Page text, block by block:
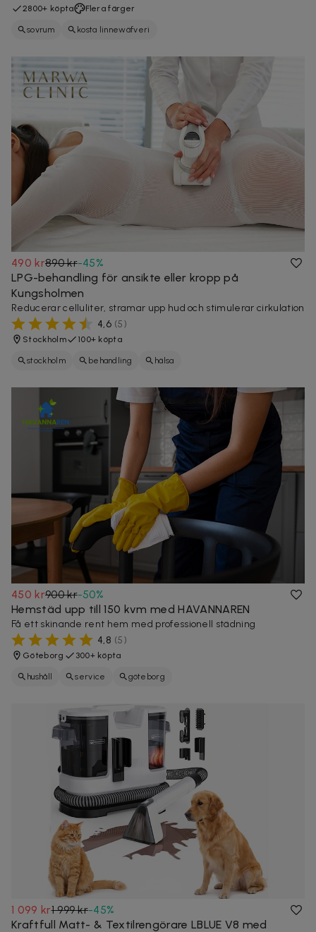
2800+ köpta Flera färger
sovrum kosta linnewäfveri
490 kr890 kr-45%
LPG-behandling för ansikte eller kropp på
Kungsholmen
Reducerar celluliter, stramar upp hud och stimulerar cirkulation
4,6 (5)
Stockholm 100+ köpta
stockholm behandling hälsa
450 kr900 kr-50%
Hemstäd upp till 150 kvm med HAVANNAREN
Få ett skinande rent hem med professionell städning
4,8 (5)
Göteborg 300+ köpta
hushåll service göteborg
1 099 kr1 999 kr-45%
Kraftfull Matt- & Textilrengörare LBLUE V8 med